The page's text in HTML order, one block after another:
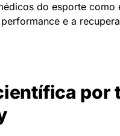
do esporte como
e a
por